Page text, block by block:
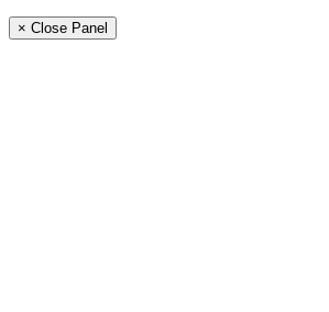
× Close Panel